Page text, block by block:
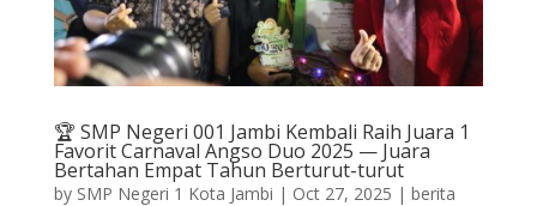
🏆 SMP Negeri 001 Jambi Kembali Raih Juara 1
Favorit Carnaval Angso Duo 2025 — Juara
Bertahan Empat Tahun Berturut-turut
by SMP Negeri 1 Kota Jambi | Oct 27, 2025 | berita